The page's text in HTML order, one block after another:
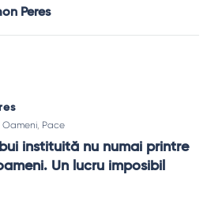
Peres
Oameni, Pace
instituită nu numai printre
Un lucru imposibil